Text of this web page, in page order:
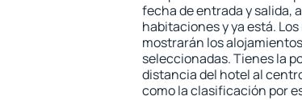
fecha de entrada y salida,
habitaciones y ya está.
mostrarán los
seleccionadas. Tienes la
distancia del hotel al
como la clasificación por